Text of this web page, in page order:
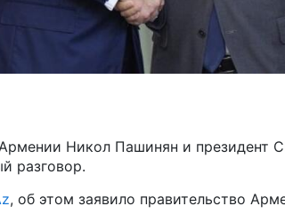
Никол Пашинян и президент
разговор.
, об этом заявило правительство